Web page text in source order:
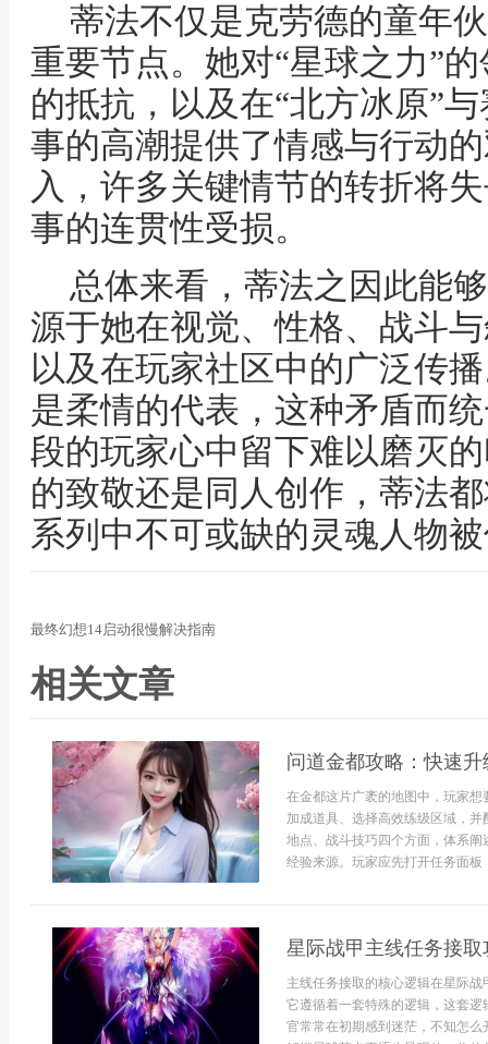
蒂法不仅是克劳德的童年
重要节点。她对“星球之力”
的抵抗，以及在“北方冰原”
事的高潮提供了情感与行动
入，许多关键情节的转折将
事的连贯性受损。
总体来看，蒂法之因此能
源于她在视觉、性格、战斗
以及在玩家社区中的广泛传
是柔情的代表，这种矛盾而
段的玩家心中留下难以磨灭
的致敬还是同人创作，蒂法
系列中不可或缺的灵魂人物
最终幻想14启动很慢解决指南
相关文章
问道金都攻略：快速
在金都这片广袤的地图中，玩家
加成道具、选择高效练级区域，
地点、战斗技巧四个方面，体系
经验来源。玩家应先打开任务面
星际战甲主线任务接取
主线任务接取的核心逻辑在星际
它遵循着一套特殊的逻辑，这套
官常常在初期感到迷茫，不知怎